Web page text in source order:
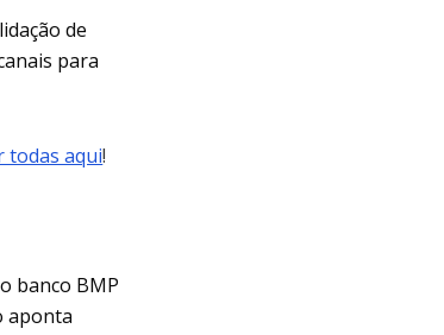
de
para
todas aqui!
banco BMP
aponta